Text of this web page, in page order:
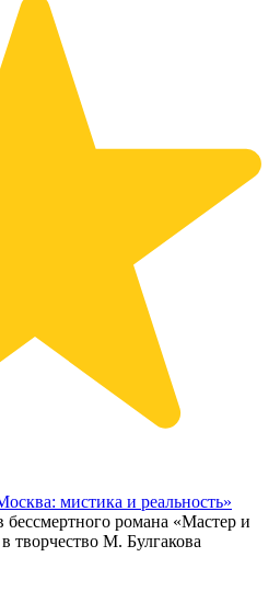
мистика и реальность»
бессмертного романа «Мастер и
творчество М. Булгакова